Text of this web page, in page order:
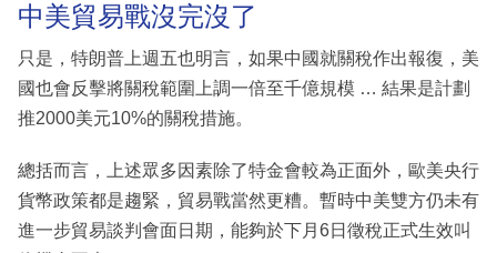
中美貿易戰沒完沒了
只是，特朗普上週五也明言，如果中國就關稅作出報復，美
國也會反擊將關稅範圍上調一倍至千億規模 … 結果是計劃
推2000美元10%的關稅措施。
總括而言，上述眾多因素除了特金會較為正面外，歐美央行
貨幣政策都是趨緊，貿易戰當然更糟。暫時中美雙方仍未有
進一步貿易談判會面日期，能夠於下月6日徵稅正式生效叫